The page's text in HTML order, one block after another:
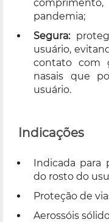
pandemia;
Segura:
usuário,
contato com
nasais que
usuário.
Indicações
Indicada para
do rosto do
Proteção de
Aerossóis